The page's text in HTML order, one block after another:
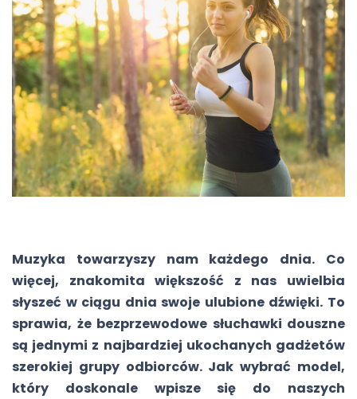
Muzyka towarzyszy nam każdego dnia. Co
więcej, znakomita większość z nas uwielbia
słyszeć w ciągu dnia swoje ulubione dźwięki. To
sprawia, że bezprzewodowe słuchawki douszne
są jednymi z najbardziej ukochanych gadżetów
szerokiej grupy odbiorców. Jak wybrać model,
który doskonale wpisze się do naszych